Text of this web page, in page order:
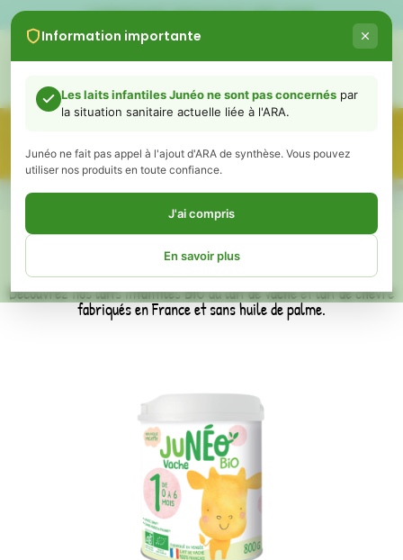
Information importante
Les laits infantiles Junéo ne sont pas concernés par
la situation sanitaire actuelle liée à l'ARA.
Junéo ne fait pas appel à l'ajout d'ARA de synthèse. Vous pouvez
utiliser nos produits en toute confiance.
J'ai compris
En savoir plus
Chers parents,
Nous souhaitons avant tout vous rassurer :
les laits infantiles Junéo ne sont pas concernés par la situation
actuellement évoquée.
Les événements récents liés à la présence de céréulide dans certains
ingrédients à base d'ARA ne concernent en aucun cas les laits
infantiles Junéo, ceux-ci ne faisant pas appel à l'ajout d'ARA de
Les laits Junéo ne sont donc pas concernés par les retraits-rappels en
LIVRAISON GRATUITE DÈS 60€
BIENVENUE DANS LA BOUTIQUE
JUNÉO !
Découvrez nos laits infantiles BIO au lait de vache et lait de chèvre
fabriqués en France et sans huile de palme.